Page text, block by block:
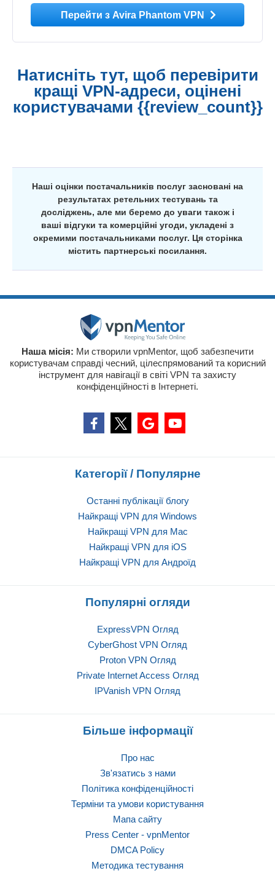
Перейти з Avira Phantom VPN
Натисніть тут, щоб перевірити
кращі VPN-адреси, оцінені
користувачами {{review_count}}
Наші оцінки постачальників послуг засновані на
результатах ретельних тестувань та
досліджень, але ми беремо до уваги також і
ваші відгуки та комерційні угоди, укладені з
окремими постачальниками послуг. Ця сторінка
містить партнерські посилання.
Наша місія: Ми створили vpnMentor, щоб забезпечити
користувачам справді чесний, цілеспрямований та корисний
інструмент для навігації в світі VPN та захисту
конфіденційності в Інтернеті.
Категорії / Популярне
Останні публікації блогу
Найкращі VPN для Windows
Найкращі VPN для Mac
Найкращі VPN для iOS
Найкращі VPN для Андроїд
Популярні огляди
ExpressVPN Огляд
CyberGhost VPN Огляд
Proton VPN Огляд
Private Internet Access Огляд
IPVanish VPN Огляд
Більше інформації
Про нас
Зв'язатись з нами
Політика конфіденційності
Терміни та умови користування
Мапа сайту
Press Center - vpnMentor
DMCA Policy
Методика тестування